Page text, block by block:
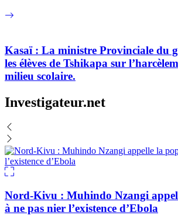
Kasaï : La ministre Provinciale du
les élèves de Tshikapa sur
milieu scolaire.
Investigateur.net
Nord-Kivu : Muhindo Nzangi
à ne pas nier l’existence d’Ebola